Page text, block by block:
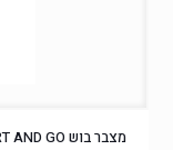
מצבר בוש EFB – S4E08 START AND GO